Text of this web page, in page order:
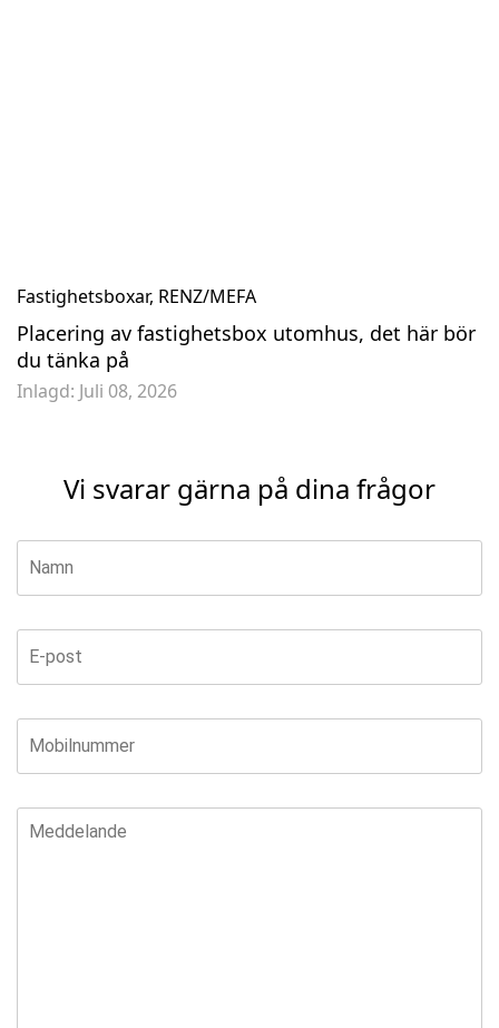
Fastighetsboxar, RENZ/MEFA
Placering av fastighetsbox utomhus, det här bör
du tänka på
Inlagd: Juli 08, 2026
Vi svarar gärna på dina frågor